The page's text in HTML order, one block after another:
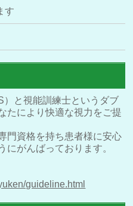
す
）と視能訓練士というダブ
たにより快適な視力をご提
門資格を持ち患者様に安心
にがんばっております。
guideline.html